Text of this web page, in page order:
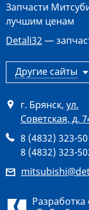
Запчасти
лучшим ценам
Detali32 —
Другие сайты
г. Брянск, ул.
Советская, д.
8 (4832) 323-
8 (4832) 323-